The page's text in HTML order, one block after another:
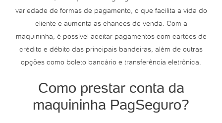
variedade de formas de pagamento, o que facilita a vida do
cliente e aumenta as chances de venda. Com a
maquininha, é possível aceitar pagamentos com cartões de
crédito e débito das principais bandeiras, além de outras
opções como boleto bancário e transferência eletrônica.
Como prestar conta da
maquininha PagSeguro?